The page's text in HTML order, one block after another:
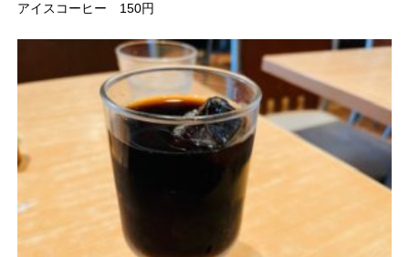
アイスコーヒー 150円